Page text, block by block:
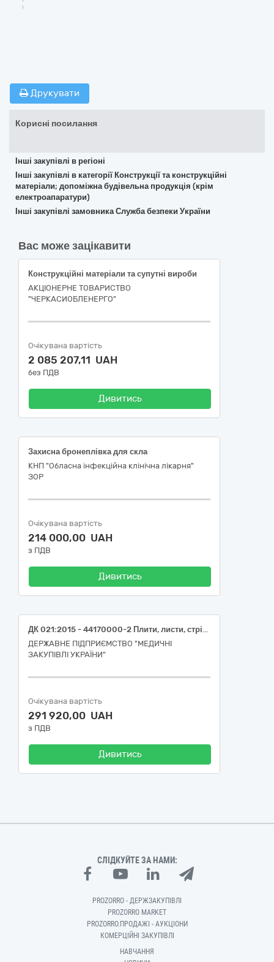
Друкувати
Корисні посилання
Інші закупівлі в регіоні
Інші закупівлі в категорії Конструкції та конструкційні
матеріали; допоміжна будівельна продукція (крім
електроапаратури)
Інші закупівлі замовника Служба безпеки України
Вас може зацікавити
Конструкційні матеріали та супутні вироби
АКЦІОНЕРНЕ ТОВАРИСТВО
"ЧЕРКАСИОБЛЕНЕРГО"
Очікувана вартість
2 085 207,11 UAH
без ПДВ
Дивитись
Захисна бронеплівка для скла
КНП "Обласна інфекційна клінічна лікарня"
ЗОР
Очікувана вартість
214 000,00 UAH
з ПДВ
Дивитись
ДК 021:2015 - 44170000-2 Плити, листи, стрічки та фольга, пов’язані з конструкційними матеріалами (Стрейч-плівка прозора 20 мкм)
ДЕРЖАВНЕ ПІДПРИЄМСТВО "МЕДИЧНІ
ЗАКУПІВЛІ УКРАЇНИ"
Очікувана вартість
291 920,00 UAH
з ПДВ
Дивитись
СЛІДКУЙТЕ ЗА НАМИ:
PROZORRO - ДЕРЖЗАКУПІВЛІ
PROZORRO MARKET
PROZORRO.ПРОДАЖІ - АУКЦІОНИ
КОМЕРЦІЙНІ ЗАКУПІВЛІ
НАВЧАННЯ